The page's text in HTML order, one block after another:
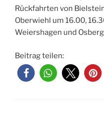
Rückfahrten von
Oberwiehl um 16.00,
Weiershagen und
Beitrag teilen: